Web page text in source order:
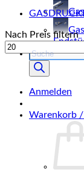
Products
search
Anmelden
Warenkorb /
Nach Preis filtern
Min.
Preis